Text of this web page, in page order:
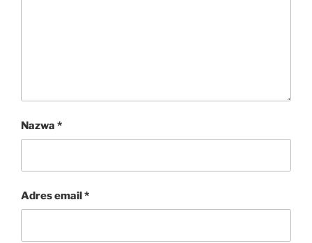
Nazwa *
Adres email*